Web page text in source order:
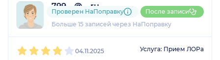
799....@....ru
6 отзывов
Больше 15 записей через НаПоправку
Проверен НаПоправку После записи
04.11.2025 Услуга: Прием ЛОРа